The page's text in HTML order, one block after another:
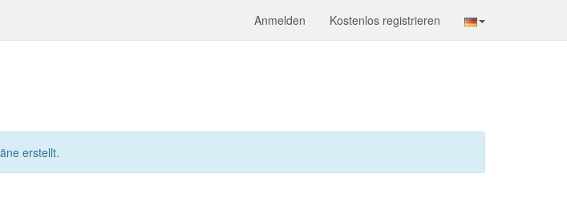
Anmelden Kostenlos registrieren
erstellt.